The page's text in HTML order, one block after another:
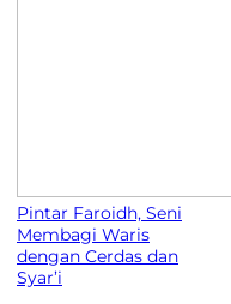
Pintar Faroidh, Seni
Membagi Waris
dengan Cerdas dan
Syar’i